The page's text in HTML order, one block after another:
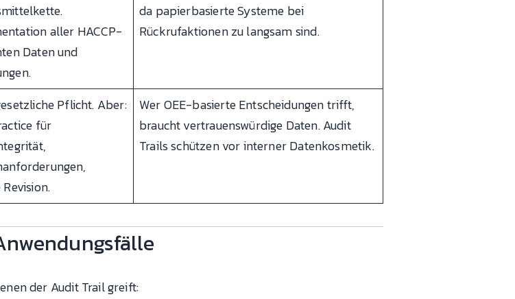
aller HACCP-
Daten und
da papierbasierte Systeme bei
Rückrufaktionen zu langsam sind.
Pflicht. Aber:
für
Wer OEE-basierte Entscheidungen trifft,
braucht vertrauenswürdige Daten. Audit
Trails schützen vor interner Datenkosmetik.
der Audit Trail greift: